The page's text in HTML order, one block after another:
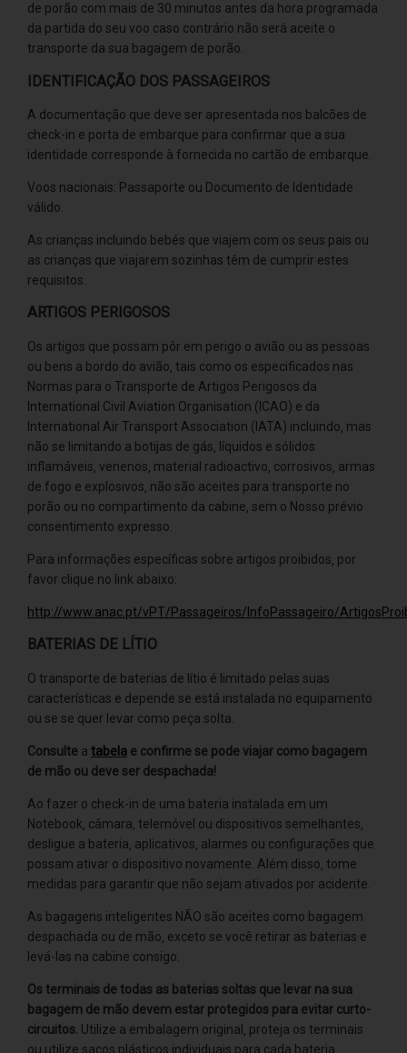
de porão com mais de 30 minutos antes da hora programada
da partida do seu voo caso contrário não será aceite o
transporte da sua bagagem de porão.
IDENTIFICAÇÃO DOS PASSAGEIROS
A documentação que deve ser apresentada nos balcões de
check-in e porta de embarque para confirmar que a sua
identidade corresponde à fornecida no cartão de embarque.
Voos nacionais: Passaporte ou Documento de Identidade
válido.
As crianças incluindo bebés que viajem com os seus pais ou
as crianças que viajarem sozinhas têm de cumprir estes
requisitos.
ARTIGOS PERIGOSOS
Os artigos que possam pôr em perigo o avião ou as pessoas
ou bens a bordo do avião‚ tais como os especificados nas
Normas para o Transporte de Artigos Perigosos da
International Civil Aviation Organisation (ICAO) e da
International Air Transport Association (IATA) incluindo‚ mas
não se limitando a botijas de gás‚ líquidos e sólidos
inflamáveis‚ venenos‚ material radioactivo‚ corrosivos‚ armas
de fogo e explosivos‚ não são aceites para transporte no
porão ou no compartimento da cabine‚ sem o Nosso prévio
consentimento expresso.
Para informações específicas sobre artigos proibidos‚ por
favor clique no link abaixo:
http://www.anac.pt/vPT/Passageiros/InfoPassageiro/
BATERIAS DE LÍTIO
O transporte de baterias de lítio é limitado pelas suas
características e depende se está instalada no equipamento
ou se se quer levar como peça solta.
Consulte a tabela e confirme se pode viajar como bagagem
de mão ou deve ser despachada!
Ao fazer o check-in de uma bateria instalada em um
Notebook‚ câmara‚ telemóvel ou dispositivos semelhantes‚
desligue a bateria‚ aplicativos‚ alarmes ou configurações que
possam ativar o dispositivo novamente. Além disso‚ tome
medidas para garantir que não sejam ativados por acidente.
As bagagens inteligentes NÃO são aceites como bagagem
despachada ou de mão‚ exceto se você retirar as baterias e
levá-las na cabine consigo.
Os terminais de todas as baterias soltas que levar na sua
bagagem de mão devem estar protegidos para evitar curto-
circuitos. Utilize a embalagem original‚ proteja os terminais
ou utilize sacos plásticos individuais para cada bateria.